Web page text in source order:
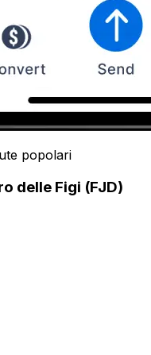
popolari
delle Figi (FJD)